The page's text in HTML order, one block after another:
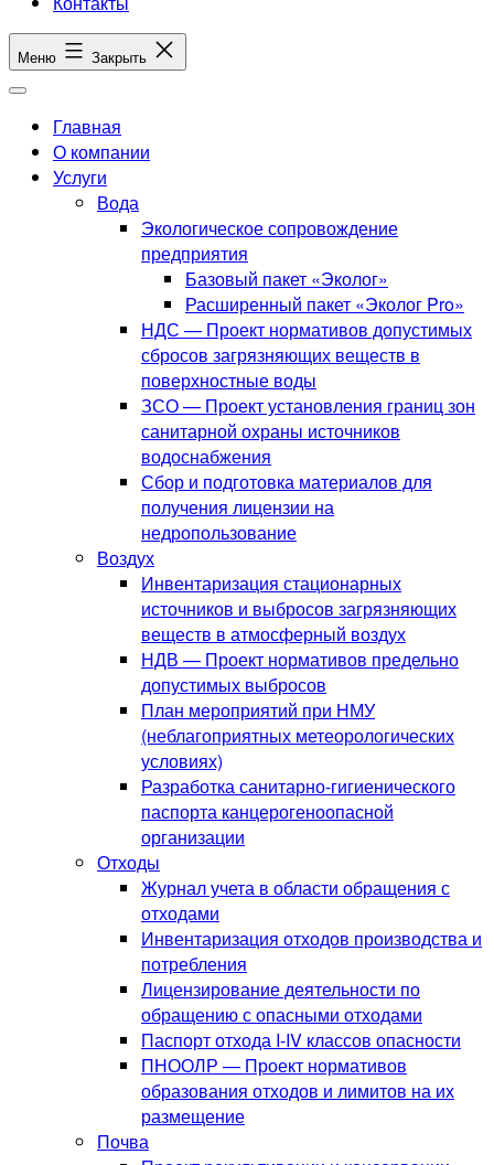
Меню Закрыть
Главная
О компании
Услуги
Вода
Экологическое сопровождение
предприятия
Базовый пакет «Эколог»
Расширенный пакет «Эколог Pro»
НДС — Проект нормативов допустимых
сбросов загрязняющих веществ в
поверхностные воды
ЗСО — Проект установления границ зон
санитарной охраны источников
водоснабжения
Сбор и подготовка материалов для
получения лицензии на
недропользование
Воздух
Инвентаризация стационарных
источников и выбросов загрязняющих
веществ в атмосферный воздух
НДВ — Проект нормативов предельно
допустимых выбросов
План мероприятий при НМУ
(неблагоприятных метеорологических
условиях)
Разработка санитарно-гигиенического
паспорта канцерогеноопасной
организации
Отходы
Журнал учета в области обращения с
отходами
Инвентаризация отходов производства и
потребления
Лицензирование деятельности по
обращению с опасными отходами
Паспорт отхода I-IV классов опасности
ПНООЛР — Проект нормативов
образования отходов и лимитов на их
размещение
Почва